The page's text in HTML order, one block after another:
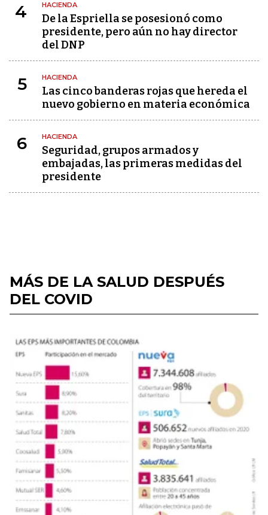
4 HACIENDA
De la Espriella se posesionó como
presidente, pero aún no hay director
del DNP
5 HACIENDA
Las cinco banderas rojas que hereda el
nuevo gobierno en materia económica
6 HACIENDA
Seguridad, grupos armados y
embajadas, las primeras medidas del
presidente
MÁS DE LA SALUD DESPUÉS
DEL COVID